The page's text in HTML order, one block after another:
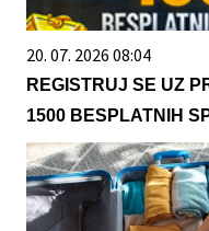
20. 07. 2026 08:04
REGISTRUJ SE UZ
1500 BESPLATNIH